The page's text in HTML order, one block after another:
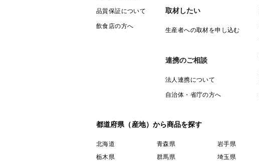
品質保証について
飲食店の方へ
取材したい
生産者への取材を申し込む
連携のご相談
法人連携について
自治体・省庁の方へ
都道府県（産地）から商品を探す
北海道 青森県 岩手県
栃木県
群馬県 埼玉県